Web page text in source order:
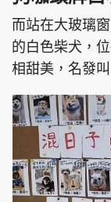
而站在大玻璃
的白色柴犬，
相甜美，名發